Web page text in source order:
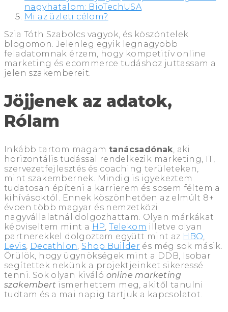
nagyhatalom: BioTechUSA
Mi az üzleti célom?
Szia Tóth Szabolcs vagyok, és köszöntelek
blogomon. Jelenleg egyik legnagyobb
feladatomnak érzem, hogy kompetitív online
marketing és ecommerce tudáshoz juttassam a
jelen szakembereit.
Jöjjenek az adatok,
Rólam
Inkább tartom magam tanácsadónak, aki
horizontális tudással rendelkezik marketing, IT,
szervezetfejlesztés és coaching területeken,
mint szakembernek. Mindig is igyekeztem
tudatosan építeni a karrierem és sosem féltem a
kihívásoktól. Ennek köszönhetően az elmúlt 8+
évben több magyar és nemzetközi
nagyvállalatnál dolgozhattam. Olyan márkákat
képviseltem mint a HP,Telekom illetve olyan
partnerekkel dolgoztam együtt mint az HBO,
Levis, Decathlon, Shop Builder és még sok másik.
Örülök, hogy ügynökségek mint a DDB, Isobar
segítettek nekünk a projektjeinket sikeressé
tenni. Sok olyan kiváló online marketing
szakembert ismerhettem meg, akitől tanulni
tudtam és a mai napig tartjuk a kapcsolatot.